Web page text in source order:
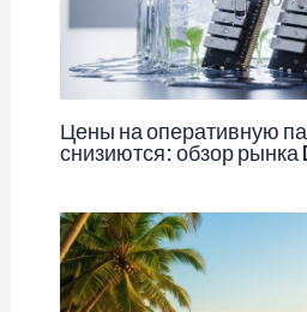
Цены на оперативную
снизиются: обзор рынка